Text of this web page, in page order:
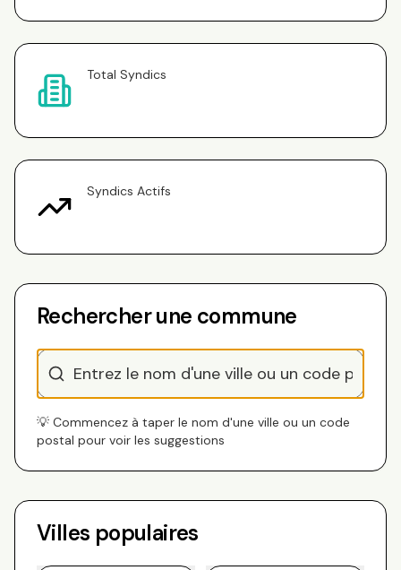
Total Syndics
Syndics Actifs
Rechercher une commune
💡 Commencez à taper le nom d'une ville ou un code
postal pour voir les suggestions
Villes populaires